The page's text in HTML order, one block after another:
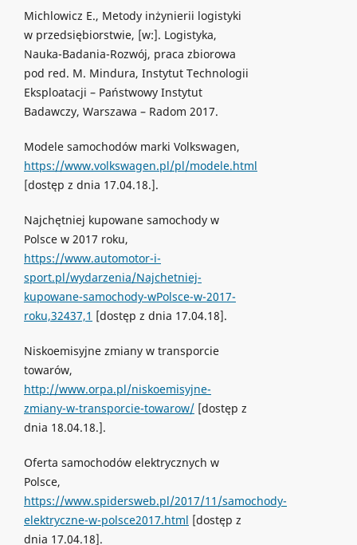
Michlowicz E., Metody inżynierii logistyki
w przedsiębiorstwie, [w:]. Logistyka,
Nauka-Badania-Rozwój, praca zbiorowa
pod red. M. Mindura, Instytut Technologii
Eksploatacji – Państwowy Instytut
Badawczy, Warszawa – Radom 2017.
Modele samochodów marki Volkswagen,
https://www.volkswagen.pl/pl/modele.html
[dostęp z dnia 17.04.18.].
Najchętniej kupowane samochody w
Polsce w 2017 roku,
https://www.automotor-i-
sport.pl/wydarzenia/Najchetniej-
kupowane-samochody-wPolsce-w-2017-
roku,32437,1 [dostęp z dnia 17.04.18].
Niskoemisyjne zmiany w transporcie
towarów,
http://www.orpa.pl/niskoemisyjne-
zmiany-w-transporcie-towarow/[dostęp z
dnia 18.04.18.].
Oferta samochodów elektrycznych w
Polsce,
https://www.spidersweb.pl/2017/11/samochody-
elektryczne-w-polsce2017.html [dostęp z
dnia 17.04.18].